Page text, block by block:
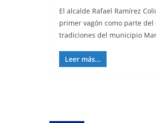
El alcalde Rafael Ramírez
primer vagón como parte del
tradiciones del municipio
Leer más...